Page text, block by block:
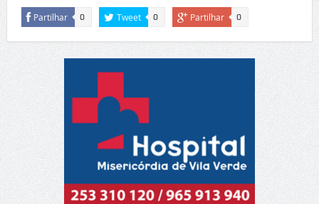
Partilhar 0 Tweet 0 Partilhar 0